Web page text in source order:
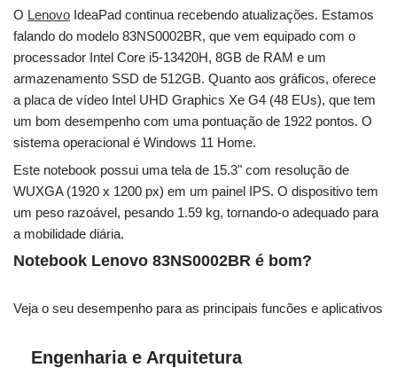
O Lenovo IdeaPad continua recebendo atualizações. Estamos
falando do modelo 83NS0002BR, que vem equipado com o
processador Intel Core i5-13420H, 8GB de RAM e um
armazenamento SSD de 512GB. Quanto aos gráficos, oferece
a placa de vídeo Intel UHD Graphics Xe G4 (48 EUs), que tem
um bom desempenho com uma pontuação de 1922 pontos. O
sistema operacional é Windows 11 Home.
Este notebook possui uma tela de 15.3" com resolução de
WUXGA (1920 x 1200 px) em um painel IPS. O dispositivo tem
um peso razoável, pesando 1.59 kg, tornando-o adequado para
a mobilidade diária.
Notebook Lenovo 83NS0002BR é bom?
Veja o seu desempenho para as principais funcões e aplicativos
Engenharia e Arquitetura